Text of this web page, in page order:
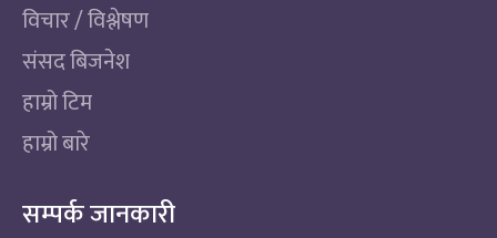
विचार / विश्लेषण
संसद बिजनेश
हाम्रो टिम
हाम्रो बारे
सम्पर्क जानकारी